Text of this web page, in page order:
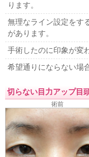
ります。
無理なライン設定をす
があります。
手術したのに印象が変
希望通りにならない場
切らない目力アップ目
術前